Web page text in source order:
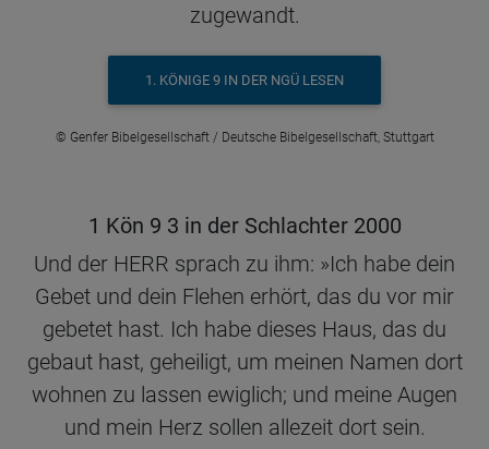
zugewandt.
1. KÖNIGE 9 IN DER NGÜ LESEN
© Genfer Bibelgesellschaft / Deutsche Bibelgesellschaft, Stuttgart
1 Kön 9 3 in der Schlachter 2000
Und der HERR sprach zu ihm: »Ich habe dein
Gebet und dein Flehen erhört, das du vor mir
gebetet hast. Ich habe dieses Haus, das du
gebaut hast, geheiligt, um meinen Namen dort
wohnen zu lassen ewiglich; und meine Augen
und mein Herz sollen allezeit dort sein.